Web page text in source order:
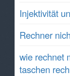
Injektivität
Rechner
wie rechnet
taschen